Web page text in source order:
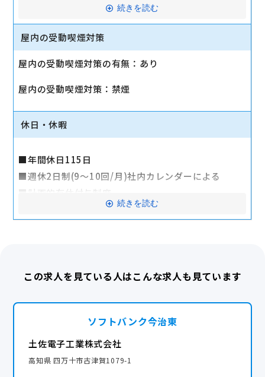
住宅手当:6,000円～20,000円
■賞与：年4回（1月・4月・7月・10月）
■各種手当
・住宅手当（月6千円〜2万円）
・家族手当（扶養一人当たり月5千円）
・資格手当（月1万円〜8万円）
・社会保険完備（雇用・労災・健康・厚生年金）
・成績優秀者表彰制度
・健康診断（年1回）
・永年勤続表彰制度（10年ごと）
続きを読む
屋内の受動喫煙対策
屋内の受動喫煙対策の有無：あり
屋内の受動喫煙対策：禁煙
休日・休暇
■年間休日115日
■週休2日制(9～10回/月)社内カレンダーによる
■計画的有休付与制度
■4連休以上取得推奨
■特別休暇
福利厚生
・社会保険完備（雇用・労災・健康・厚生年金）
続きを読む
この求人を見ている人はこんな求人も見ています
ソフトバンク今治東
土佐電子工業株式会社
高知県 四万十市古津賀1079-1